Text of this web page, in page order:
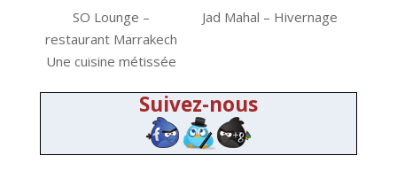
SO Lounge –
restaurant Marrakech
Une cuisine métissée
Jad Mahal – Hivernage
Suivez-nous